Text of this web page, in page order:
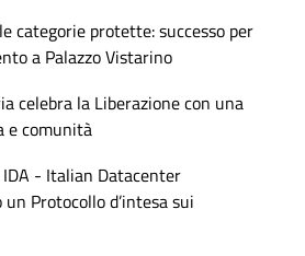
categorie protette: successo per
a Palazzo Vistarino
celebra la Liberazione con una
e comunità
- Italian Datacenter
Protocollo d’intesa sui